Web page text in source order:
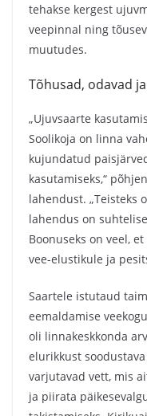
tehakse kergest
veepinnal ning
muutudes.
Tõhusad, odavad
„Ujuvsaarte
Soolikoja on linna
kujundatud
kasutamiseks,“
lahendust. „Teisteks
lahendus on
Boonuseks on veel,
vee-elustikule ja
Saartele istutaud
eemaldamise
oli linnakeskkonda
elurikkust
varjutavad vett, mis
ja piirata